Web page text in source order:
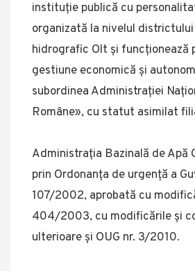
instituţie publică cu
organizată la nivelul districtului
hidrografic Olt şi funcţionează
gestiune economică şi
subordinea Administraţiei
Române», cu statut asimilat
Administraţia Bazinală de
prin Ordonanţa de urgenţă a
107/2002, aprobată cu
404/2003, cu modificările şi
ulterioare şi OUG nr. 3/2010.